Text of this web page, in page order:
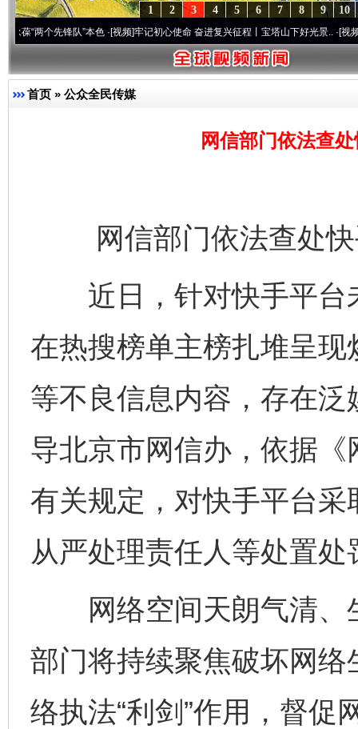
10
9
8
7
6
5
4
3
2
1
先锋队”本色·[视频]牢记初心使命 奋进复兴征程丨宝塔山下好光景..·[视频]因党而生
首页 » 公众全民传媒
网信部门依法查
网信部门依法查处快
近日，针对快手平台
在热搜榜单主榜扎堆呈
等不良信息内容，存在
导北京市网信办，依据
有关规定，对快手平台
从严处理责任人等处置处
网络空间天朗气清、
部门将持续聚焦破坏网
络执法“利剑”作用，督促